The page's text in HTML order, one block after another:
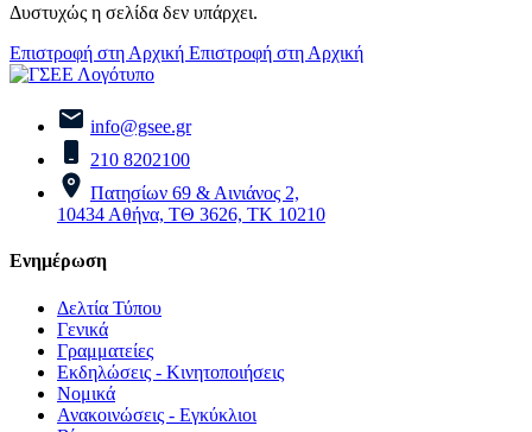
Δυστυχώς η σελίδα δεν υπάρχει.
Επιστροφή στη Αρχική Επιστροφή στη Αρχική
info@gsee.gr
210 8202100
Πατησίων 69 & Αινιάνος 2,
10434 Αθήνα, ΤΘ 3626, ΤΚ 10210
Ενημέρωση
Δελτία Τύπου
Γενικά
Γραμματείες
Εκδηλώσεις - Κινητοποιήσεις
Νομικά
Ανακοινώσεις - Εγκύκλιοι